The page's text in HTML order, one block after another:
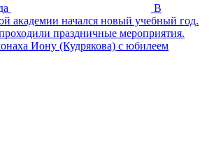
В
академии начался новый учебный год.
праздничные мероприятия.
Иону (Кудрякова) с юбилеем